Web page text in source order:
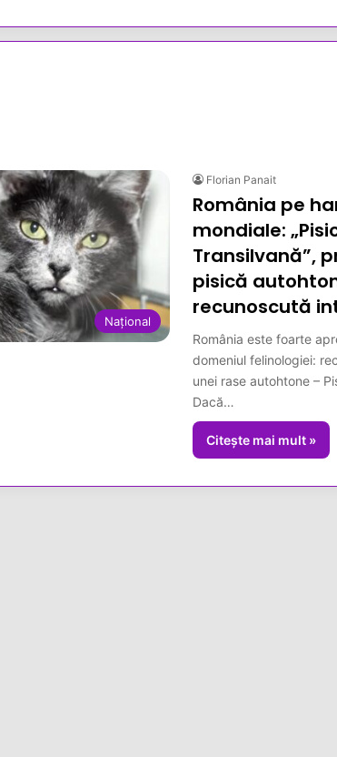
Național
Florian Panait
România pe
mondiale:
Transilvană”,
pisică
recunoscută
România este foarte
domeniul felinologiei:
unei rase autohtone –
Dacă…
Citește mai mult »